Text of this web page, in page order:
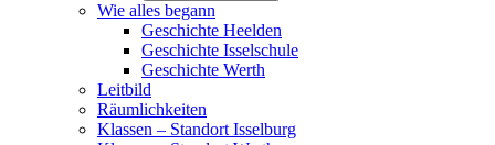
Wie alles begann
Geschichte Heelden
Geschichte Isselschule
Geschichte Werth
Leitbild
Räumlichkeiten
Klassen – Standort Isselburg